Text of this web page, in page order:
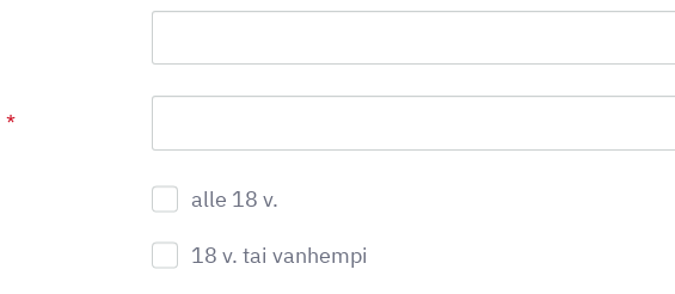
*
alle 18 v.
18 v. tai vanhempi